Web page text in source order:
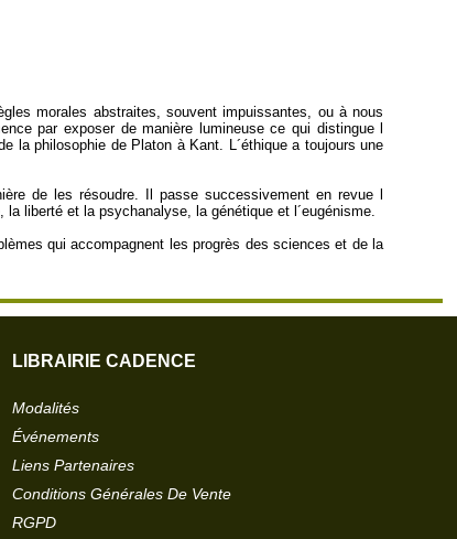
morales abstraites, souvent impuissantes, ou à nous
par exposer de manière lumineuse ce qui distingue l
la philosophie de Platon à Kant. L´éthique a toujours une
de les résoudre. Il passe successivement en revue l
liberté et la psychanalyse, la génétique et l´eugénisme.
qui accompagnent les progrès des sciences et de la
LIBRAIRIE CADENCE
Modalités
Événements
Liens Partenaires
Conditions Générales De Vente
RGPD